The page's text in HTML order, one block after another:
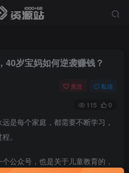
40岁宝妈如何逆袭赚钱？
关注 私信
115 0
是每个家庭，都需要不断学习，
。
公众号，也是关于儿童教育的，